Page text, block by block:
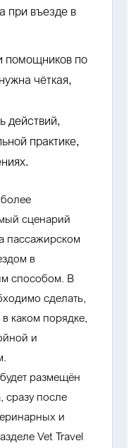
при въезде в
помощников по
чёткая,
действий,
практике,
сценарий
пассажирском
в
способом. В
сделать,
каком порядке,
и
размещён
, сразу после
и
Vet Travel